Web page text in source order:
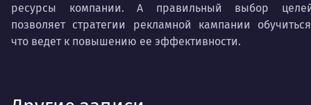
ресурсы компании. А правильный выбор
позволяет стратегии рекламной кампании
что ведет к повышению ее эффективности.